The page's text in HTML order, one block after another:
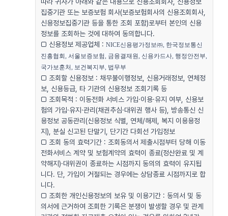
집중기관 또는 보증보험 회사(보증보험회사의 신용조회회사,
신용정보집중기관 등을 통한 조회 포함)로부터 본인의 신용
정보를 조회하는 것에 대하여 동의합니다.
□ 신용정보 제공업체 :NICE신용평가정보㈜, 한국정보통신
진흥협회, 서울보증보험, 금융결재원, 신용카드사, 행정안전부,
국가보훈처, 보건복지부, 법무부
□ 조회할 신용정보 : 채무불이행정보, 신용거래정보, 연체정
보, 신용등급, 타 기관의 신용정보 조회기록 등
□ 조회목적 : 이동전화 서비스 가입·이용·유지 여부, 신용보
험의 가입·유지·관리(채권추심·대위권 행사 등), 방송통신 신
용정보 공동관리(신용정보 식별, 연체/해제, 복지 이용용정
지), 분실 신고된 단말기, 단기간 다회선 가입정보
□ 조회 동의 효력기간 : 조회동의서 제출시점부터 당해 이동
전화서비스 계약 및 보험계약의 효력이 종료(정산완료 및 계
약해지)·대위권이 종료하는 시점까지 동의의 효력이 유지됩
니다. 단, 가입이 거절되는 경우에는 상담종료 시점까지로 합
니다.
□ 조회한 개인신용정보의 보유 및 이용기간 : 동의서 및 동
의서에 근거하여 조회한 기록은 분쟁이 발생할 경우 및 관계